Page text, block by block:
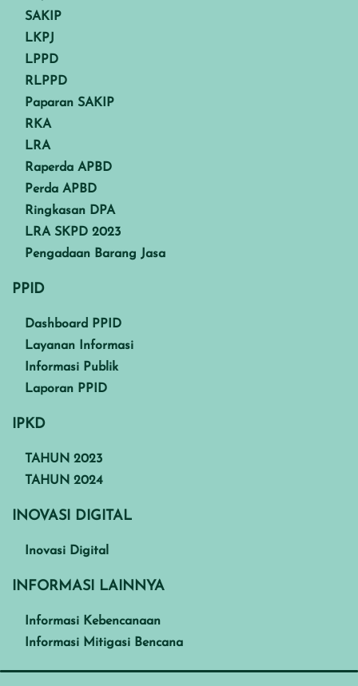
SAKIP
LKPJ
LPPD
RLPPD
Paparan SAKIP
RKA
LRA
Raperda APBD
Perda APBD
Ringkasan DPA
LRA SKPD 2023
Pengadaan Barang Jasa
PPID
Dashboard PPID
Layanan Informasi
Informasi Publik
Laporan PPID
IPKD
TAHUN 2023
TAHUN 2024
INOVASI DIGITAL
Inovasi Digital
INFORMASI LAINNYA
Informasi Kebencanaan
Informasi Mitigasi Bencana